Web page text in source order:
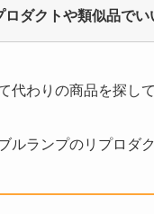
ロダクトや類似品で
代わりの商品を探し
ルランプのリプロダ